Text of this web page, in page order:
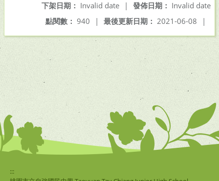
發佈日期： Invalid date
下架日期： Invalid date
|
最後更新日期： 2021-06-08 |
點閱數： 940 |
:::